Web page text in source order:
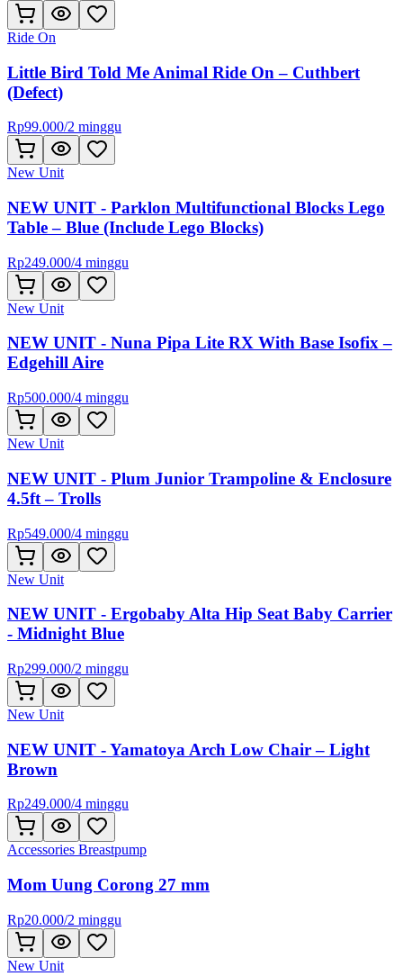
Ride On
Little Bird Told Me Animal Ride On – Cuthbert
(Defect)
Rp99.000/2 minggu
New Unit
NEW UNIT - Parklon Multifunctional Blocks Lego
Table – Blue (Include Lego Blocks)
Rp249.000/4 minggu
New Unit
NEW UNIT - Nuna Pipa Lite RX With Base Isofix –
Edgehill Aire
Rp500.000/4 minggu
New Unit
NEW UNIT - Plum Junior Trampoline & Enclosure
4.5ft – Trolls
Rp549.000/4 minggu
New Unit
NEW UNIT - Ergobaby Alta Hip Seat Baby Carrier
- Midnight Blue
Rp299.000/2 minggu
New Unit
NEW UNIT - Yamatoya Arch Low Chair – Light
Brown
Rp249.000/4 minggu
Accessories Breastpump
Mom Uung Corong 27 mm
Rp20.000/2 minggu
New Unit